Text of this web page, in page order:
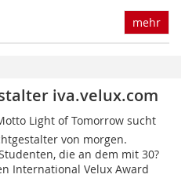
mehr
iva.velux.com
Light of Tomorrow sucht
von morgen.
die an dem mit 30?
International Velux Award